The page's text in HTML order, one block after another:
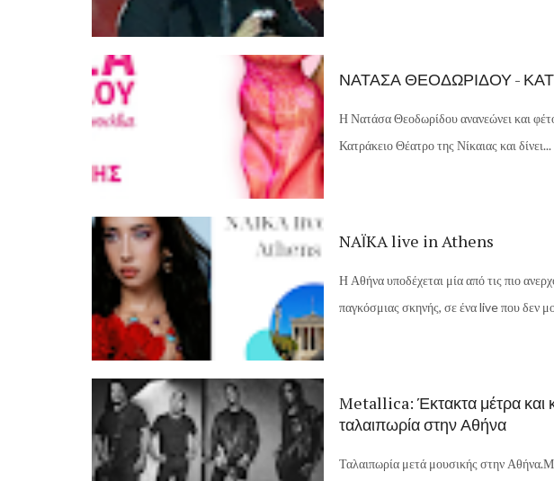
ΝΑΤΑΣΑ ΘΕΟΔΩΡΙΔΟΥ -
Η Νατάσα Θεοδωρίδου ανανεώνει και
Κατράκειο Θέατρο της Νίκαιας και δίνει...
NAΪKA live in Athens
Η Αθήνα υποδέχεται μία από τις πιο
παγκόσμιας σκηνής, σε ένα live που δεν
Metallica: Έκτακτα μέτρα και
ταλαιπωρία στην Αθήνα
Ταλαιπωρία μετά μουσικής στην